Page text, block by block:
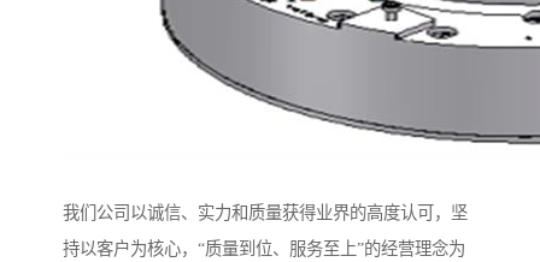
我们公司以诚信、实力和质量获得业界的高度认可，坚
持以客户为核心，“质量到位、服务至上”的经营理念为